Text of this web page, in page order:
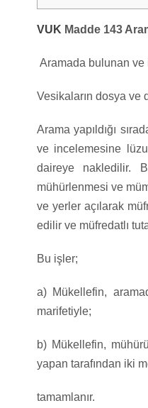
VUK Madde 143
Aramada bulunan ve
Vesikaların dosya ve
Arama yapıldığı
ve incelemesine
daireye nakledilir.
mühürlenmesi ve
ve yerler açılarak
edilir ve müfredatlı
Bu işler;
a) Mükellefin,
marifetiyle;
b) Mükellefin,
yapan tarafından iki
tamamlanır.